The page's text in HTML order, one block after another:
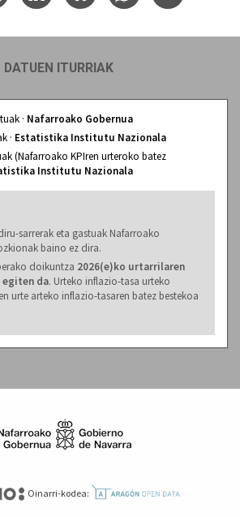
DATUEN ITURRIAK
· Nafarroako Gobernua
· Estatistika Institutu Nazionala
(Nafarroako KPIren urteroko batez
Institutu Nazionala
sarrerak eta gastuak Nafarroako
baino ez dira.
doikuntza 2026(e)ko urtarrilaren
egiten da. Urteko inflazio-tasa urteko
urte arteko inflazio-tasaren batez bestekoa
Oinarri-kodea: